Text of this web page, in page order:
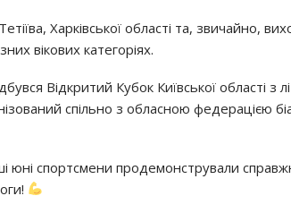
Харківської області та, звичайно,
вікових категоріях.
Відкритий Кубок Київської області з
спільно з обласною федерацією
спортсмени продемонстрували